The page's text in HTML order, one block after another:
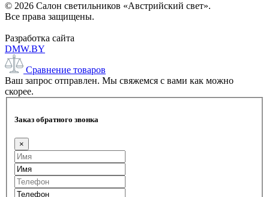
© 2026 Салон светильников «Австрийский свет».
Все права защищены.
Разработка сайта
DMW.BY
Сравнение товаров
Ваш запрос отправлен. Мы свяжемся с вами как можно
скорее.
Заказ обратного звонка
×